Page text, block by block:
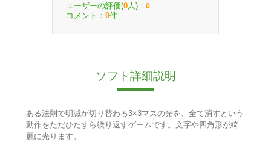
ユーザーの評価(0 人)： 0
コメント： 0件
ソフト詳細説明
ある法則で明滅が切り替わる3×3マスの光を、全て消すという
動作をただひたすら繰り返すゲームです。文字や四角形が綺
麗に光ります。